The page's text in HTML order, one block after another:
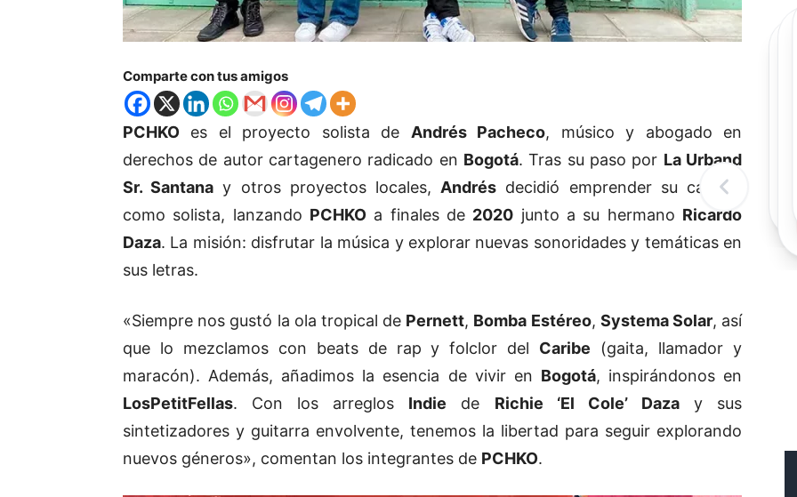
Comparte con tus amigos
PCHKO es el proyecto solista de Andrés Pacheco, músico y abogado en
derechos de autor cartagenero radicado en Bogotá. Tras su paso por La Urband
Sr. Santana y otros proyectos locales, Andrés decidió emprender su camino
como solista, lanzando PCHKO a finales de 2020 junto a su hermano Ricardo
Daza. La misión: disfrutar la música y explorar nuevas sonoridades y temáticas en
sus letras.
«Siempre nos gustó la ola tropical de Pernett, Bomba Estéreo, Systema Solar, así
que lo mezclamos con beats de rap y folclor del Caribe (gaita, llamador y
maracón). Además, añadimos la esencia de vivir en Bogotá, inspirándonos en
LosPetitFellas. Con los arreglos Indie de Richie ‘El Cole’ Dazay sus
sintetizadores y guitarra envolvente, tenemos la libertad para seguir explorando
nuevos géneros», comentan los integrantes de PCHKO.